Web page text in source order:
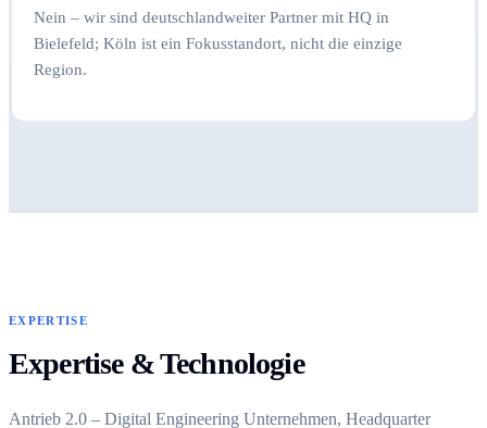
Nein – wir sind deutschlandweiter Partner mit HQ in
Bielefeld; Köln ist ein Fokusstandort, nicht die einzige
Region.
EXPERTISE
Expertise & Technologie
Antrieb 2.0 – Digital Engineering Unternehmen, Headquarter